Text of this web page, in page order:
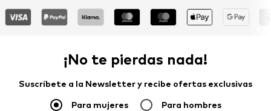
¡No te pierdas nada!
Suscríbete a la Newsletter y recibe ofertas exclusivas
Para mujeres Para hombres